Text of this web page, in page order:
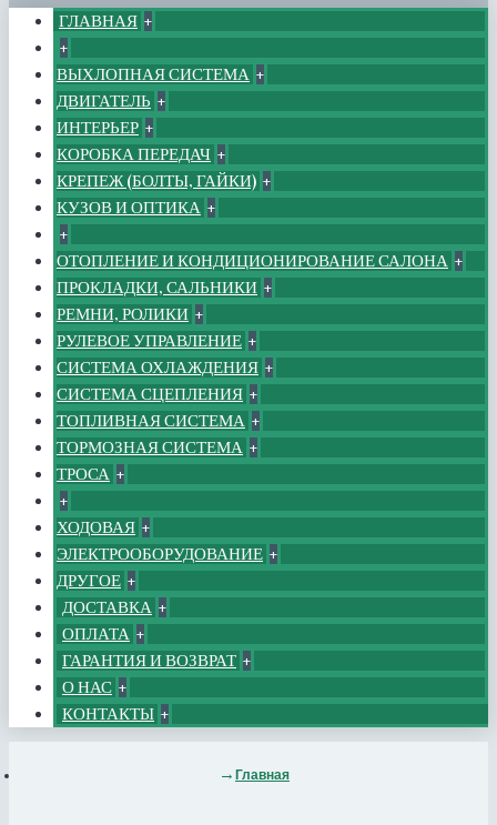
ГЛАВНАЯ +
+
ВЫХЛОПНАЯ СИСТЕМА +
ДВИГАТЕЛЬ +
ИНТЕРЬЕР +
КОРОБКА ПЕРЕДАЧ +
КРЕПЕЖ (БОЛТЫ, ГАЙКИ) +
КУЗОВ И ОПТИКА +
+
ОТОПЛЕНИЕ И КОНДИЦИОНИРОВАНИЕ САЛОНА +
ПРОКЛАДКИ, САЛЬНИКИ +
РЕМНИ, РОЛИКИ +
РУЛЕВОЕ УПРАВЛЕНИЕ +
СИСТЕМА ОХЛАЖДЕНИЯ +
СИСТЕМА СЦЕПЛЕНИЯ +
ТОПЛИВНАЯ СИСТЕМА +
ТОРМОЗНАЯ СИСТЕМА +
ТРОСА +
+
ХОДОВАЯ +
ЭЛЕКТРООБОРУДОВАНИЕ +
ДРУГОЕ +
ДОСТАВКА +
ОПЛАТА +
ГАРАНТИЯ И ВОЗВРАТ +
О НАС +
КОНТАКТЫ +
Главная